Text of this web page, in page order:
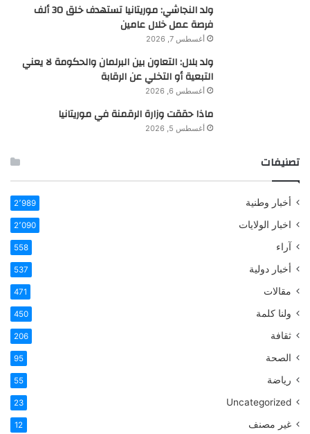
ولد النجاشي: موريتانيا تستهدف خلق 30 ألف
فرصة عمل خلال عامين
أغسطس 7, 2026
ولد بلال: التعاون بين البرلمان والحكومة لا يعني
التبعية أو التخلي عن الرقابة
أغسطس 6, 2026
ماذا حققت وزارة الرقمنة في موريتانيا
أغسطس 5, 2026
تصنيفات
أخبار وطنية 2٬989
اخبار الولايات 2٬090
آراء 558
أخبار دولية 537
مقالات 471
ولنا كلمة 450
ثقافة 206
الصحة 95
رياضة 55
Uncategorized
23
غير مصنف 12